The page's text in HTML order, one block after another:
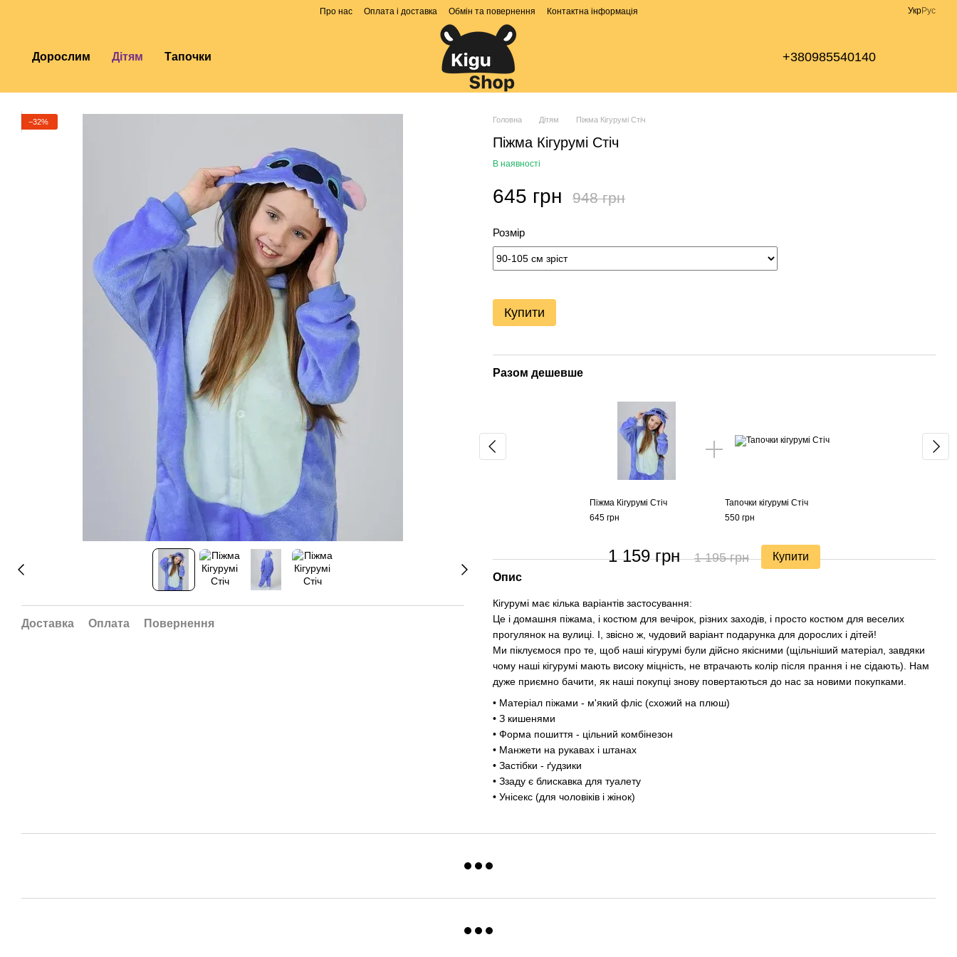
Про нас Оплата і доставка Обмін та повернення Контактна інформація УкрРус
Дорослим Дітям Тапочки +380985540140
−32%
Доставка Оплата Повернення
Головна Дітям Піжма Кігурумі Стіч
Піжма Кігурумі Стіч
В наявності
645 грн 948 грн
Розмір
Купити
Разом дешевше
Піжма Кігурумі Стіч
645 грн
Тапочки кігурумі Стіч
550 грн
1 159 грн 1 195 грн Купити
Опис
Кігурумі має кілька варіантів застосування:
Це і домашня піжама, і костюм для вечірок, різних заходів, і просто костюм для веселих
прогулянок на вулиці. І, звісно ж, чудовий варіант подарунка для дорослих і дітей!
Ми піклуємося про те, щоб наші кігурумі були дійсно якісними (щільніший матеріал, завдяки
чому наші кігурумі мають високу міцність, не втрачають колір після прання і не сідають). Нам
дуже приємно бачити, як наші покупці знову повертаються до нас за новими покупками.
• Матеріал піжами - м'який фліс (схожий на плюш)
• З кишенями
• Форма пошиття - цільний комбінезон
• Манжети на рукавах і штанах
• Застібки - ґудзики
• Ззаду є блискавка для туалету
• Унісекс (для чоловіків і жінок)